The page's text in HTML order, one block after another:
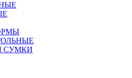
СУМКИ